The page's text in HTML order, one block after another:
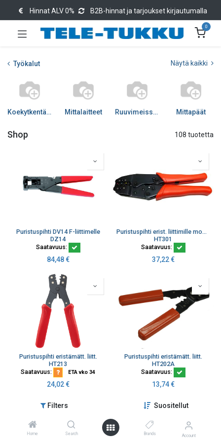
Filters Suositellut
Home Search Brands Account
Hinnat ALV 0% B2B-hinnat ja tarjoukset kirjautumalla
0
Työkalut Näytä kaikki
Koekytkentälevyt Mittalaitteet Ruuvimeisselit Mittapäät
Shop 108 tuotetta
Puristuspihti DV14 F-liittimelle
DZ14
Saatavuus:
84,48€
Puristuspihti erist. liittimille momentilla
HT301
Saatavuus:
37,22€
Puristuspihti eristämätt. liitt.
HT213
Saatavuus:
ETA vko 34
24,02€
Puristuspihti eristämätt. liitt.
HT202A
Saatavuus:
13,74€